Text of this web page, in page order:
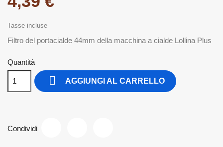
Tasse incluse
Filtro del portacialde 44mm della macchina a cialde Lollina Plus
Quantità
 AGGIUNGI AL CARRELLO
Condividi